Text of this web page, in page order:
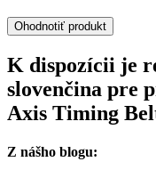
Ohodnotiť produkt
K dispozícii je
slovenčina pre
Axis Timing
Z nášho blogu: